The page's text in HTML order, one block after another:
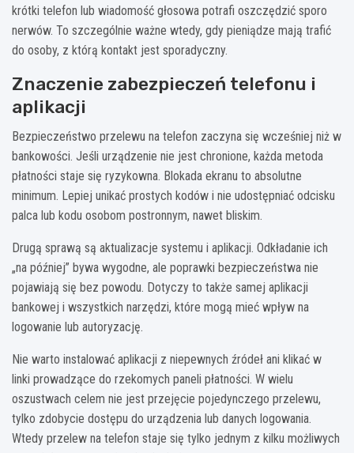
krótki telefon lub wiadomość głosowa potrafi oszczędzić sporo
nerwów. To szczególnie ważne wtedy, gdy pieniądze mają trafić
do osoby, z którą kontakt jest sporadyczny.
Znaczenie zabezpieczeń telefonu i
aplikacji
Bezpieczeństwo przelewu na telefon zaczyna się wcześniej niż w
bankowości. Jeśli urządzenie nie jest chronione, każda metoda
płatności staje się ryzykowna. Blokada ekranu to absolutne
minimum. Lepiej unikać prostych kodów i nie udostępniać odcisku
palca lub kodu osobom postronnym, nawet bliskim.
Drugą sprawą są aktualizacje systemu i aplikacji. Odkładanie ich
„na później” bywa wygodne, ale poprawki bezpieczeństwa nie
pojawiają się bez powodu. Dotyczy to także samej aplikacji
bankowej i wszystkich narzędzi, które mogą mieć wpływ na
logowanie lub autoryzację.
Nie warto instalować aplikacji z niepewnych źródeł ani klikać w
linki prowadzące do rzekomych paneli płatności. W wielu
oszustwach celem nie jest przejęcie pojedynczego przelewu,
tylko zdobycie dostępu do urządzenia lub danych logowania.
Wtedy przelew na telefon staje się tylko jednym z kilku możliwych